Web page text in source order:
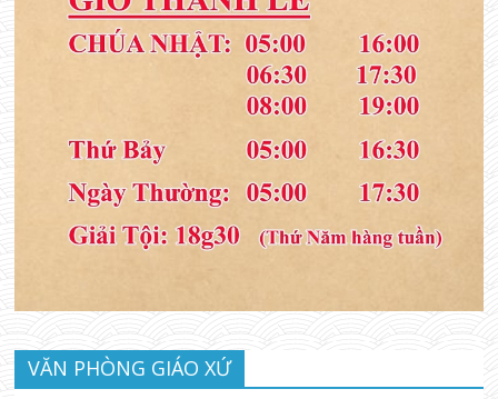
VĂN PHÒNG GIÁO XỨ